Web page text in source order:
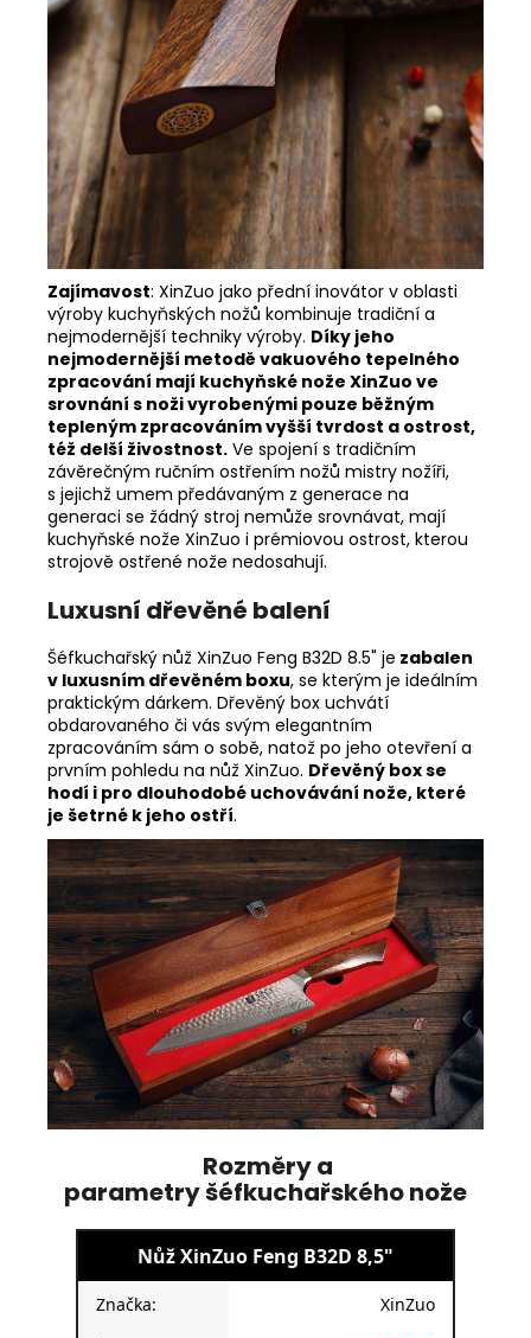
Zajímavost: XinZuo jako přední inovátor v oblasti
výroby kuchyňských nožů kombinuje tradiční a
nejmodernější techniky výroby. Díky jeho
nejmodernější metodě vakuového tepelného
zpracování mají kuchyňské nože XinZuo ve
srovnání s noži vyrobenými pouze běžným
tepleným zpracováním vyšší tvrdost a ostrost,
též delší živostnost. Ve spojení s tradičním
závěrečným ručním ostřením nožů mistry nožíři,
s jejichž umem předávaným z generace na
generaci se žádný stroj nemůže srovnávat, mají
kuchyňské nože XinZuo i prémiovou ostrost, kterou
strojově ostřené nože nedosahují.
Luxusní dřevěné balení
Šéfkuchařský nůž XinZuo Feng B32D 8.5" je zabalen
v luxusním dřevěném boxu, se kterým je ideálním
praktickým dárkem. Dřevěný box uchvátí
obdarovaného či vás svým elegantním
zpracováním sám o sobě, natož po jeho otevření a
prvním pohledu na nůž XinZuo. Dřevěný box se
hodí i pro dlouhodobé uchovávání nože, které
je šetrné k jeho ostří.
Rozměry a
parametry šéfkuchařského nože
Nůž XinZuo Feng B32D 8,5"
Značka: XinZuo